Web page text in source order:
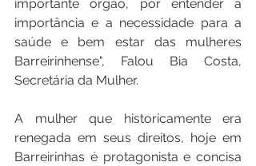
importante órgão, por entender a
importância e a necessidade para a
saúde e bem estar das mulheres
Barreirinhense", Falou Bia Costa,
Secretária da Mulher.
A mulher que historicamente era
renegada em seus direitos, hoje em
Barreirinhas é protagonista e concisa